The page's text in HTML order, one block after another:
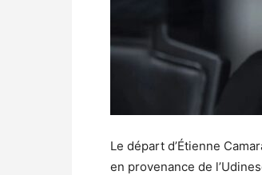
Le départ d’Étienne
en provenance de